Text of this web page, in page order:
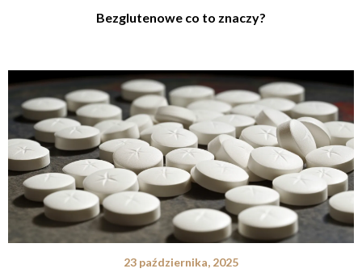
Bezglutenowe co to znaczy?
23 października, 2025